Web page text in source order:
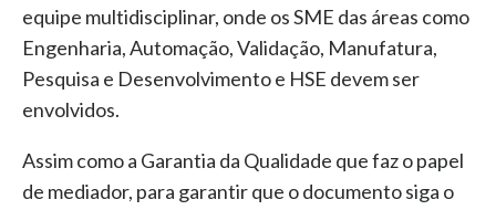
equipe multidisciplinar, onde os SME das áreas como
Engenharia, Automação, Validação, Manufatura,
Pesquisa e Desenvolvimento e HSE devem ser
envolvidos.
Assim como a Garantia da Qualidade que faz o papel
de mediador, para garantir que o documento siga o